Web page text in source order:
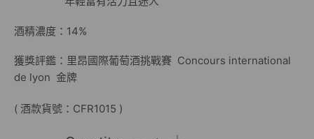
酒精濃度：14%
獲獎評鑑：里昂國際葡萄酒挑戰賽 Concours international
de lyon 金牌
( 酒款貨號：CFR1015 )